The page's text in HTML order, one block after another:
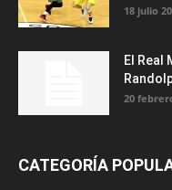
18 julio
El Real
20
CATEGORÍA